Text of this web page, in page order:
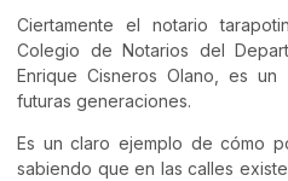
Ciertamente el notario
Colegio de Notarios del
Enrique Cisneros Olano, es
futuras generaciones.
Es un claro ejemplo de cómo
sabiendo que en las calles